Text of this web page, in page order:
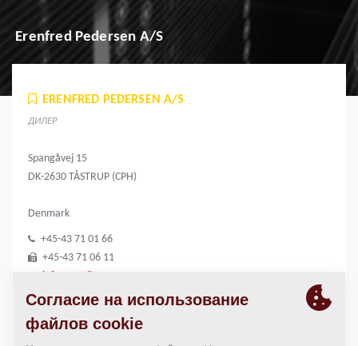
Erenfred Pedersen A/S
ERENFRED PEDERSEN A/S
ДИЛЕР
Spangåvej 15
DK-2630 TÅSTRUP (CPH)
Denmark
+45-43 71 01 66
+45-43 71 06 11
http://www.ep.dk